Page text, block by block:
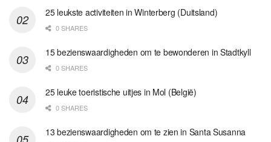
25 leukste activiteiten in Winterberg (Duitsland)
0 SHARES
15 bezienswaardigheden om te bewonderen in Stadtkyll
0 SHARES
25 leuke toeristische uitjes in Mol (België)
0 SHARES
13 bezienswaardigheden om te zien in Santa Susanna